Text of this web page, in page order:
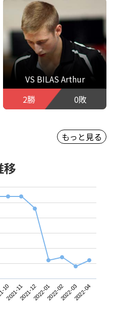
VS BILAS Arthur
2勝
0敗
もっと見る
移
10
2021-112021-122022-012022-022022-032022-04